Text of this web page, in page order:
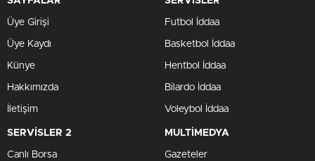
Üye Girişi
Üye Kaydı
Künye
Hakkımızda
İletişim
Futbol İddaa
Basketbol İddaa
Hentbol İddaa
Bilardo İddaa
Voleybol İddaa
SERVİSLER 2
Canlı Borsa
MULTİMEDYA
Gazeteler